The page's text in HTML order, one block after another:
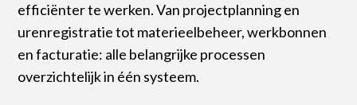
efficiënter te werken. Van projectplanning en
urenregistratie tot materieelbeheer, werkbonnen
en facturatie: alle belangrijke processen
overzichtelijk in één systeem.